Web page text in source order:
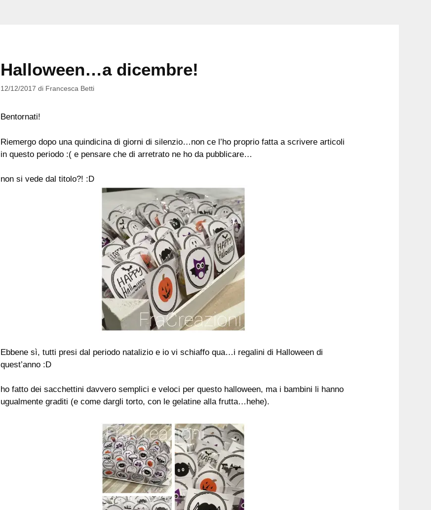
Halloween…a dicembre!
12/12/2017 di Francesca Betti
Bentornati!
Riemergo dopo una quindicina di giorni di silenzio…non ce l’ho proprio fatta a scrivere articoli
in questo periodo :( e pensare che di arretrato ne ho da pubblicare…
non si vede dal titolo?! :D
Ebbene sì, tutti presi dal periodo natalizio e io vi schiaffo qua…i regalini di Halloween di
quest’anno :D
ho fatto dei sacchettini davvero semplici e veloci per questo halloween, ma i bambini li hanno
ugualmente graditi (e come dargli torto, con le gelatine alla frutta…hehe).